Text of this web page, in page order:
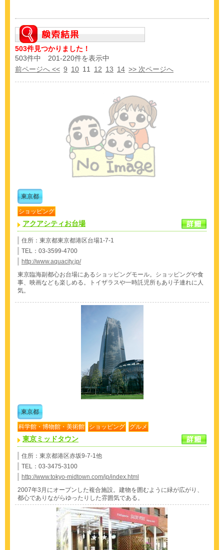
503件見つかりました！
503件中 201-220件を表示中
前ページへ << 9 10 11 12 13 14 >> 次ページへ
東京都
ショッピング
アクアシティお台場
住所：東京都東京都港区台場1-7-1
TEL：03-3599-4700
http://www.aquacity.jp/
東京臨海副都心お台場にあるショッピングモール。ショッピングや食
事、映画なども楽しめる。トイザラスや一時託児所もあり子連れに人
気。
東京都
科学館・博物館・美術館 ショッピング グルメ
東京ミッドタウン
住所：東京都港区赤坂9-7-1他
TEL：03-3475-3100
http://www.tokyo-midtown.com/jp/index.html
2007年3月にオープンした複合施設。建物を囲むように緑が広がり、
都心でありながらゆったりした雰囲気である。